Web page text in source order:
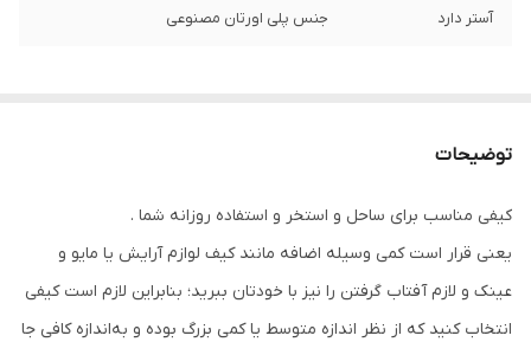
آستر دارد جنس پلی اورتان مصنوعی
توضیحات
کیفی مناسب برای ساحل و استخر و استفاده روزانه شما .
یعنی قرار است کمی وسیله اضافه مانند کیف لوازم آرایش یا مایو و
عینک و لازم آفتاب گرفتن را نیز با خودتان ببرید؛ بنابراین لازم است کیفی
انتخاب کنید که از نظر اندازه متوسط یا کمی بزرگ بوده و به‌اندازه کافی جا